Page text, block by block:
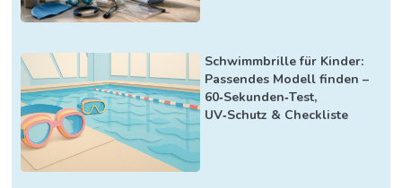
Schwimmbrille für Kinder:
Passendes Modell finden –
60‑Sekunden‑Test,
UV‑Schutz & Checkliste